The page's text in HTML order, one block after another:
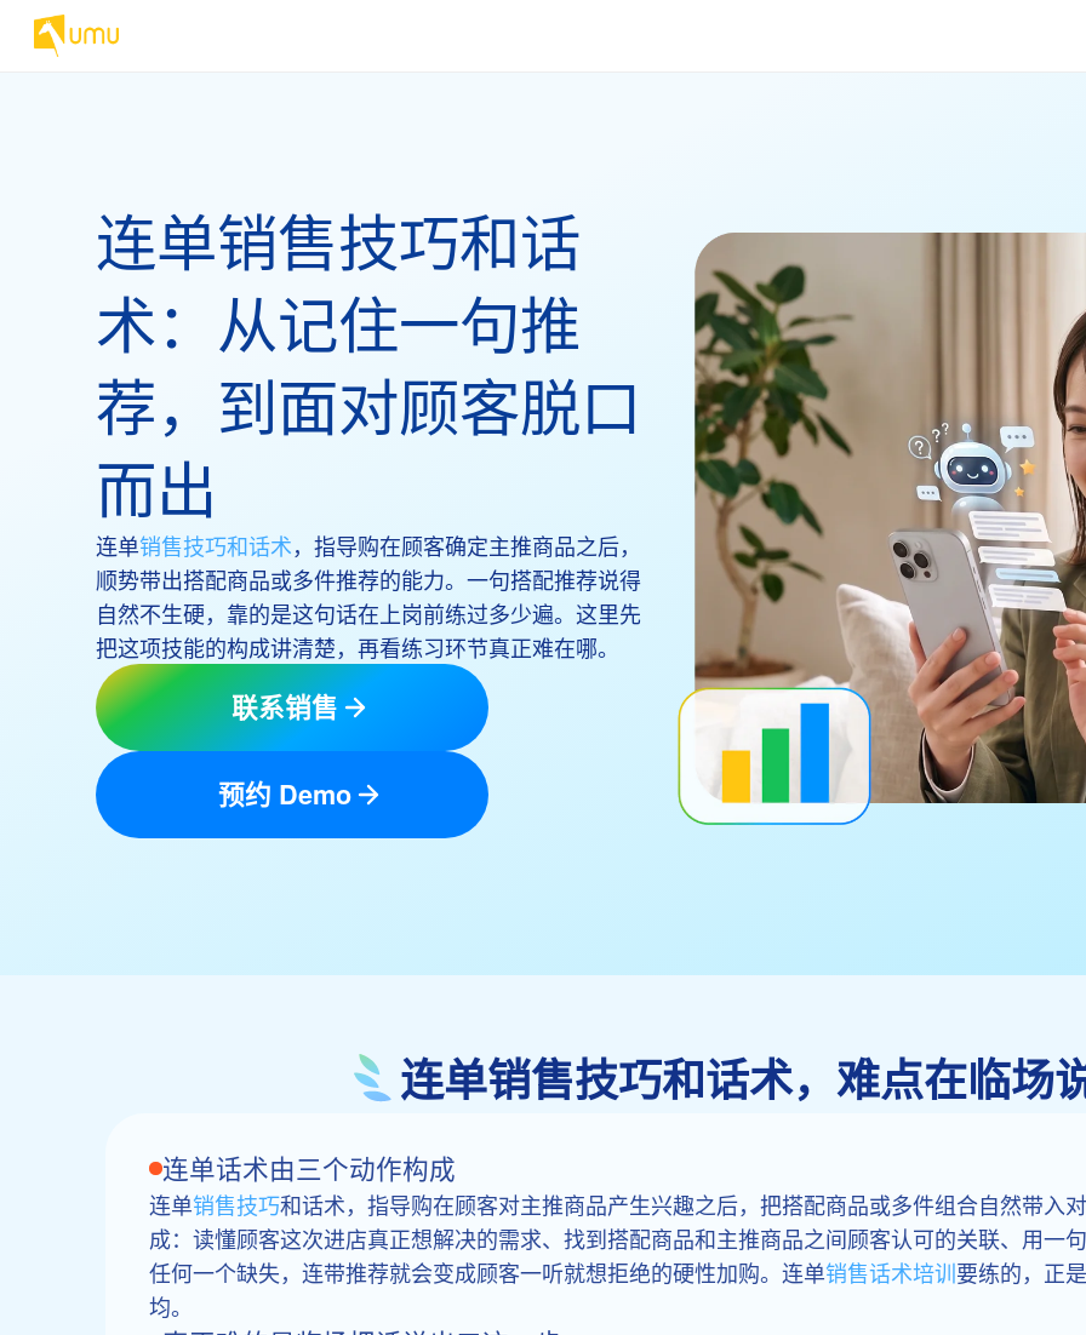
连单销售技巧和话
术：从记住一句推
荐，到面对顾客脱口
而出
连单销售技巧和话术，指导购在顾客确定主推商品之后，
顺势带出搭配商品或多件推荐的能力。一句搭配推荐说得
自然不生硬，靠的是这句话在上岗前练过多少遍。这里先
把这项技能的构成讲清楚，再看练习环节真正难在哪。
联系销售
预约 Demo
连单销售技巧和话术，难点在临场
连单话术由三个动作构成
连单销售技巧和话术，指导购在顾客对主推商品产生兴趣之后，把搭配商品或多件组合自然带入
成：读懂顾客这次进店真正想解决的需求、找到搭配商品和主推商品之间顾客认可的关联、用一
任何一个缺失，连带推荐就会变成顾客一听就想拒绝的硬性加购。连单销售话术培训要练的，正
均。